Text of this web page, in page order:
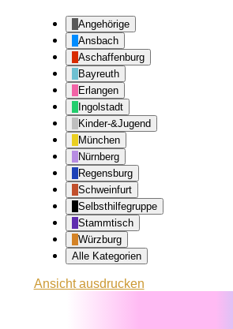
Angehörige
Ansbach
Aschaffenburg
Bayreuth
Erlangen
Ingolstadt
Kinder-&Jugend
München
Nürnberg
Regensburg
Schweinfurt
Selbsthilfegruppe
Stammtisch
Würzburg
Alle Kategorien
Ansichtausdrucken